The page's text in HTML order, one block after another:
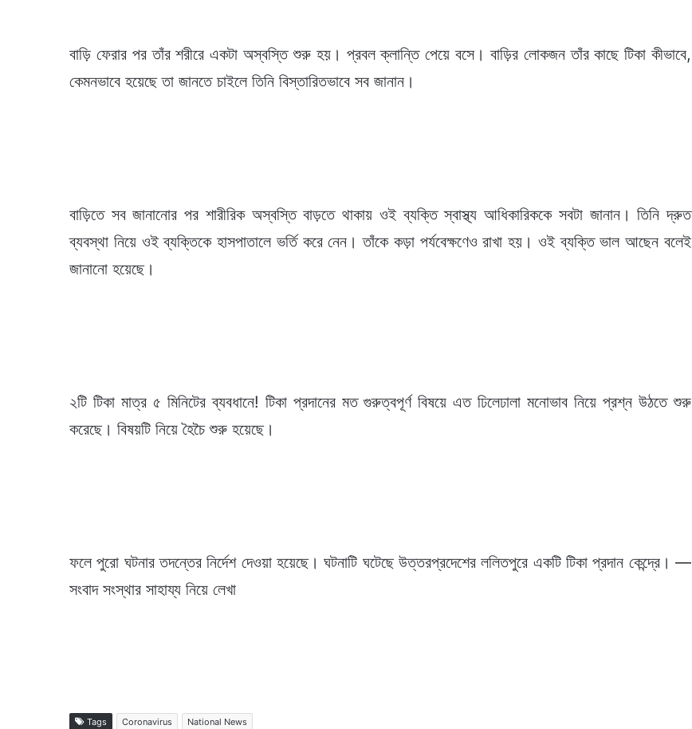
বাড়ি ফেরার পর তাঁর শরীরে একটা অস্বস্তি শুরু হয়। প্রবল ক্লান্তি পেয়ে বসে। বাড়ির লোকজন তাঁর কাছে টিকা কীভাবে,
কেমনভাবে হয়েছে তা জানতে চাইলে তিনি বিস্তারিতভাবে সব জানান।
বাড়িতে সব জানানোর পর শারীরিক অস্বস্তি বাড়তে থাকায় ওই ব্যক্তি স্বাস্থ্য আধিকারিককে সবটা জানান। তিনি দ্রুত
ব্যবস্থা নিয়ে ওই ব্যক্তিকে হাসপাতালে ভর্তি করে নেন। তাঁকে কড়া পর্যবেক্ষণেও রাখা হয়। ওই ব্যক্তি ভাল আছেন বলেই
জানানো হয়েছে।
২টি টিকা মাত্র ৫ মিনিটের ব্যবধানে! টিকা প্রদানের মত গুরুত্বপূর্ণ বিষয়ে এত ঢিলেঢালা মনোভাব নিয়ে প্রশ্ন উঠতে শুরু
করেছে। বিষয়টি নিয়ে হৈচৈ শুরু হয়েছে।
ফলে পুরো ঘটনার তদন্তের নির্দেশ দেওয়া হয়েছে। ঘটনাটি ঘটেছে উত্তরপ্রদেশের ললিতপুরে একটি টিকা প্রদান কেন্দ্রে। —
সংবাদ সংস্থার সাহায্য নিয়ে লেখা
Tags Coronavirus National News